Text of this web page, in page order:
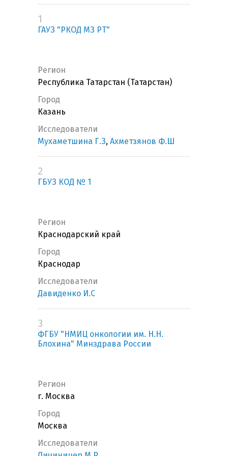
1
ГАУЗ "РКОД МЗ РТ"
Регион
Республика Татарстан (Татарстан)
Город
Казань
Исследователи
Мухаметшина Г.З, Ахметзянов Ф.Ш
2
ГБУЗ КОД № 1
Регион
Краснодарский край
Город
Краснодар
Исследователи
Давиденко И.С
3
ФГБУ "НМИЦ онкологии им. Н.Н.
Блохина" Минздрава России
Регион
г. Москва
Город
Москва
Исследователи